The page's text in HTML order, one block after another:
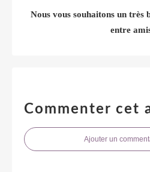
Nous vous souhaitons un très
entre
Commenter cet
Ajouter un